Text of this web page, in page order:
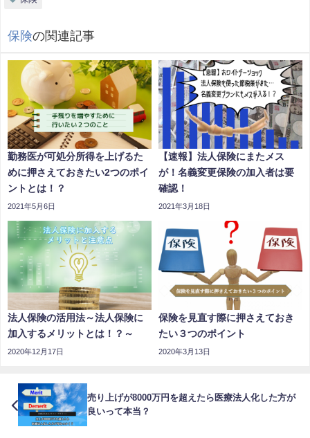
保険の関連記事
勤務医が可処分所得を上げるた
めに押さえておきたい2つのポイ
ントとは！？
2021年5月6日
【速報】法人保険にまたメス
が！名義変更保険の加入者は要
確認！
2021年3月18日
法人保険の活用法～法人保険に
加入するメリットとは！？～
2020年12月17日
保険を見直す際に押さえておき
たい３つのポイント
2020年3月13日
売り上げが8000万円を超えたら医療法人化した方が
良いって本当？